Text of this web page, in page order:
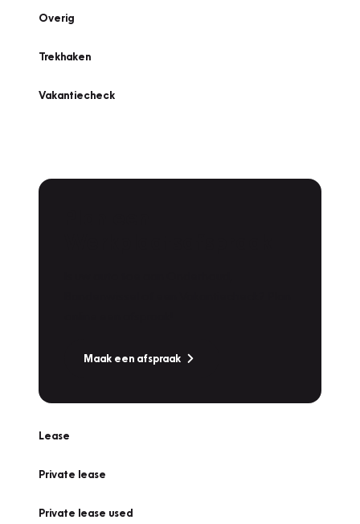
Overig
Trekhaken
Vakantiecheck
Maak een afspraak
Lease
Private lease
Private lease used